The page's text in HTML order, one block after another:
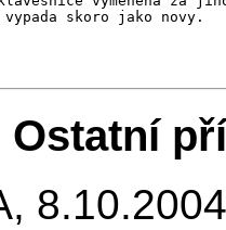
skoro jako novy.
Ostatní